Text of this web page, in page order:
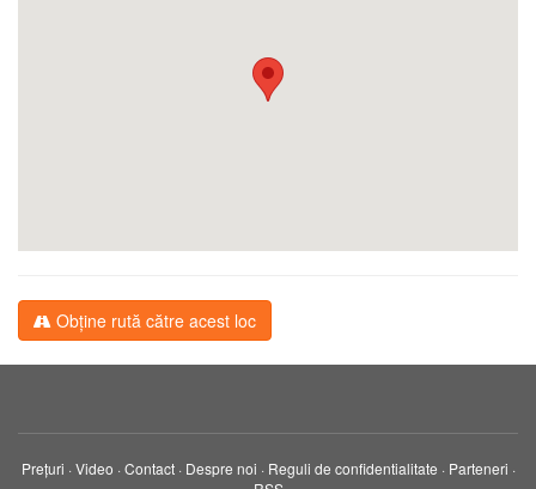
Obține rută către acest loc
Prețuri ·Video ·Contact· Despre noi · Reguli de confidentialitate · Parteneri ·